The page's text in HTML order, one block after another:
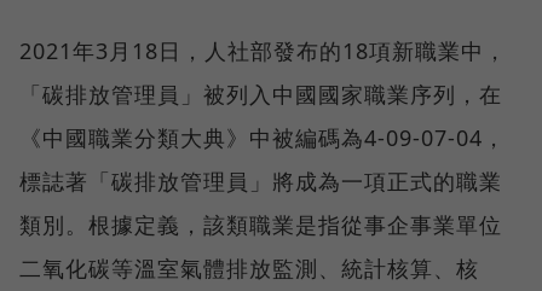
2021年3月18日，人社部發布的18項新職業中，
「碳排放管理員」被列入中國國家職業序列，在
《中國職業分類大典》中被編碼為4-09-07-04，
標誌著「碳排放管理員」將成為一項正式的職業
類別。根據定義，該類職業是指從事企事業單位
二氧化碳等溫室氣體排放監測、統計核算、核